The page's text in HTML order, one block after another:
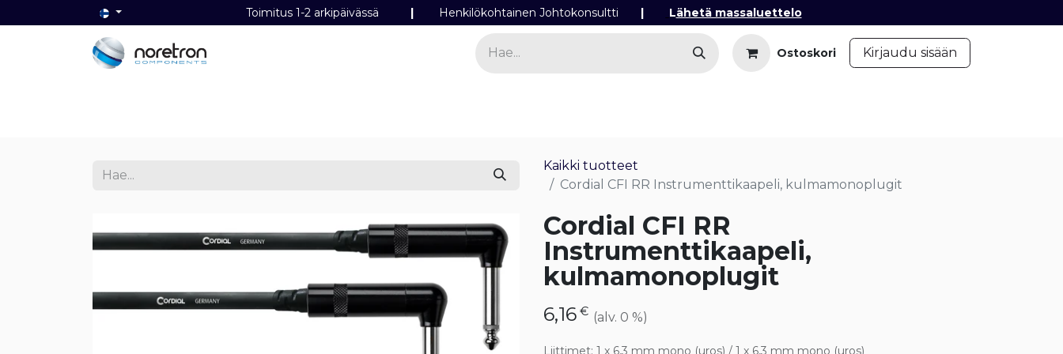
Toimitus 1-2 arkipäivässä | Henkilökohtainen Johtokonsultti | Lähetä massaluettelo​
Ostoskori Kirjaudu sisään
Kaikki tuotteet
Cordial CFI RR Instrumenttikaapeli, kulmamonoplugit
Cordial CFI RR
Instrumenttikaapeli,
kulmamonoplugit
6,16 € (alv. 0 %)